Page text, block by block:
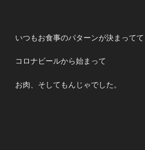
いつもお食事のパターンが決まってて
コロナビールから始まって
お肉、そしてもんじゃでした。